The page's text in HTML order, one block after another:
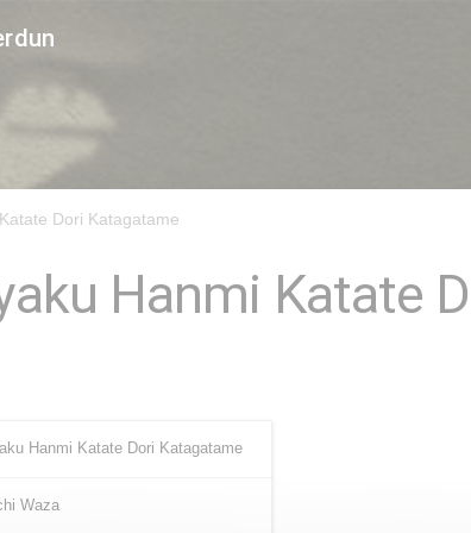
Dori Katagatame
Hanmi Katate
Hanmi Katate Dori Katagatame
Waza